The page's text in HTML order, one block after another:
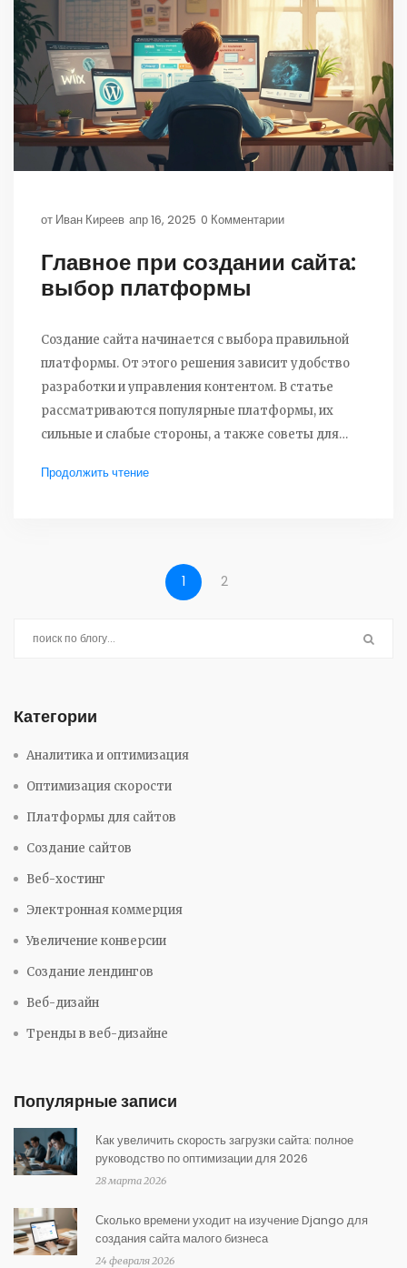
от Иван Киреев апр 16, 2025 0 Комментарии
Главное при создании сайта:
выбор платформы
Создание сайта начинается с выбора правильной
платформы. От этого решения зависит удобство
разработки и управления контентом. В статье
рассматриваются популярные платформы, их
сильные и слабые стороны, а также советы для
сайт без лишних затрат.
Продолжить чтение
1 2
Категории
Аналитика и оптимизация
Оптимизация скорости
Платформы для сайтов
Создание сайтов
Веб-хостинг
Электронная коммерция
Увеличение конверсии
Создание лендингов
Веб-дизайн
Тренды в веб-дизайне
Популярные записи
Как увеличить скорость загрузки сайта: полное
руководство по оптимизации для 2026
28 марта 2026
Сколько времени уходит на изучение Django для
создания сайта малого бизнеса
24 февраля 2026